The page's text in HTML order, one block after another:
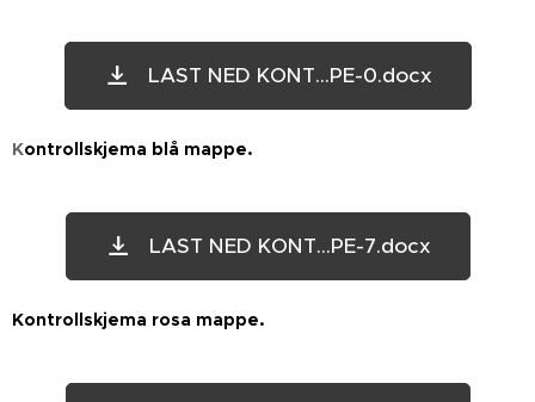
LAST NED KONT...PE-0.docx
Kontrollskjema blå mappe.
LAST NED KONT...PE-7.docx
Kontrollskjema rosa mappe.